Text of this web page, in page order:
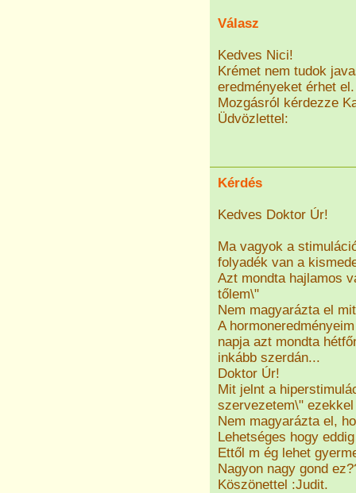
Válasz
Kedves Nici!
Krémet nem tudok
eredményeket érhet el.
Mozgásról kérdezze
Üdvözlettel:
Kérdés
Kedves Doktor Úr!
Ma vagyok a
folyadék van a
Azt mondta hajlamos
tőlem\"
Nem magyarázta el
A
napja azt mondta
inkább szerdán...
Doktor Úr!
Mit jelnt a
szervezetem\"
Nem magyarázta el,
Lehetséges hogy
Ettől m ég lehet
Nagyon nagy gond
Köszönettel :Judit.